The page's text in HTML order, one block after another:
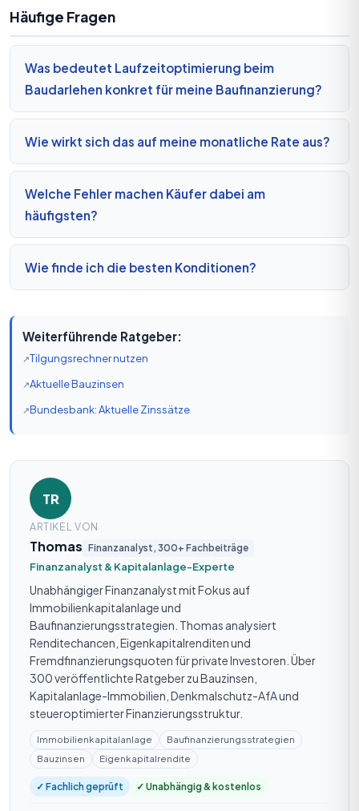
Häufige Fragen
Was bedeutet Laufzeitoptimierung beim
Baudarlehen konkret für meine Baufinanzierung?
Wie wirkt sich das auf meine monatliche Rate aus?
Welche Fehler machen Käufer dabei am
häufigsten?
Wie finde ich die besten Konditionen?
Weiterführende Ratgeber:
Tilgungsrechner nutzen
Aktuelle Bauzinsen
Bundesbank: Aktuelle Zinssätze
TR
ARTIKEL VON
Thomas Finanzanalyst, 300+ Fachbeiträge
Finanzanalyst & Kapitalanlage-Experte
Unabhängiger Finanzanalyst mit Fokus auf
Immobilienkapitalanlage und
Baufinanzierungsstrategien. Thomas analysiert
Renditechancen, Eigenkapitalrenditen und
Fremdfinanzierungsquoten für private Investoren. Über
300 veröffentlichte Ratgeber zu Bauzinsen,
Kapitalanlage-Immobilien, Denkmalschutz-AfA und
steueroptimierter Finanzierungsstruktur.
Immobilienkapitalanlage
Baufinanzierungsstrategien
Bauzinsen
Eigenkapitalrendite
✓ Fachlich geprüft ✓ Unabhängig & kostenlos